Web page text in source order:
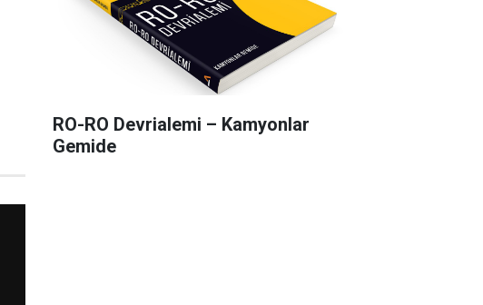
RO-RO Devrialemi – Kamyonlar
Gemide